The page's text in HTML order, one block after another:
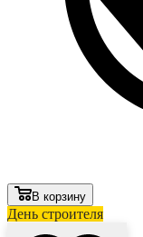
В корзину
День строителя